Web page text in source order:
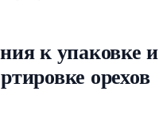
к упаковке и
орехов